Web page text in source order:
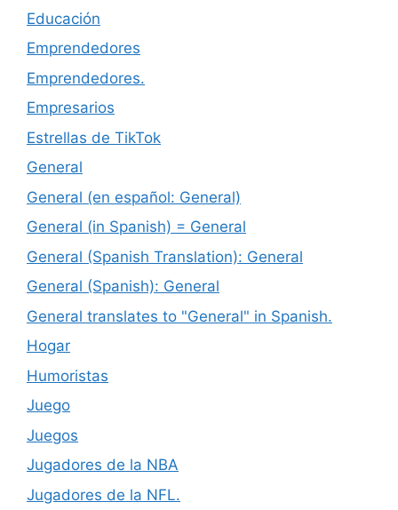
Educación
Emprendedores
Emprendedores.
Empresarios
Estrellas de TikTok
General
General (en español: General)
General (in Spanish) = General
General (Spanish Translation): General
General (Spanish): General
General translates to "General" in Spanish.
Hogar
Humoristas
Juego
Juegos
Jugadores de la NBA
Jugadores de la NFL.